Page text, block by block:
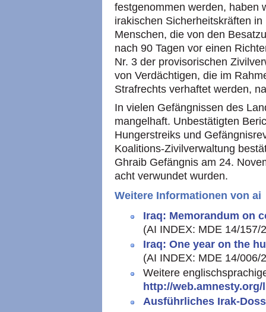
festgenommen werden, haben
irakischen Sicherheitskräften
Menschen, die von den
nach 90 Tagen vor einen
Nr. 3 der provisorischen
von Verdächtigen, die im
Strafrechts verhaftet werden,
In vielen Gefängnissen des
mangelhaft. Unbestätigten
Hungerstreiks und
Koalitions-Zivilverwaltung
Ghraib Gefängnis am 24.
acht verwundet wurden.
Weitere Informationen von ai
Iraq: Memorandum on
(AI INDEX: MDE 14/157/
Iraq: One year on the
(AI INDEX: MDE 14/006/
Weitere
http://
Ausführliches Irak-